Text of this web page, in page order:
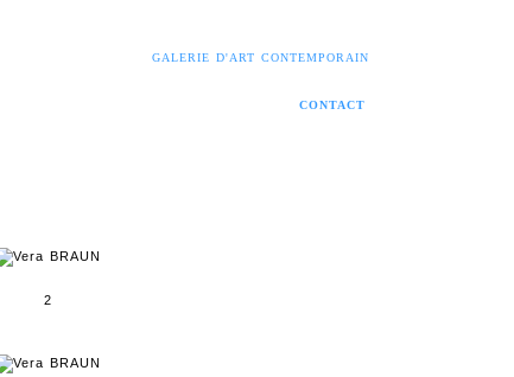
GALERIE D'ART CONTEMPORAIN
CONTACT
2